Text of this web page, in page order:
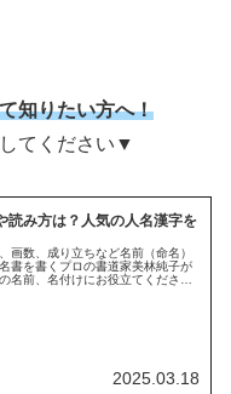
知りたい方へ！
てください▼
読み方は？人気の人名漢字を
画数、成り立ちなど名前（命名）
書を書くプロの書道家美林純子が
名前、名付けにお役立てください
2025.03.18